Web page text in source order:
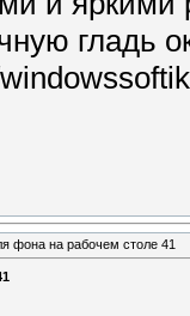
гладь
фона на рабочем столе 41